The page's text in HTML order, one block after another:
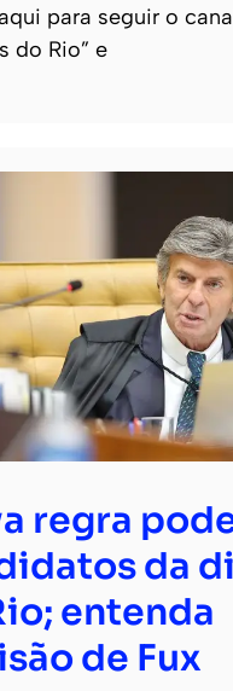
para seguir o
do Rio” e
regra
da
entenda
de Fux